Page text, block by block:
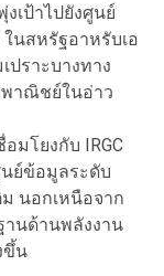
เป้าไปยังศูนย์
ในสหรัฐอาหรับเอ
ปราะบางทาง
พาณิชย์ในอ่าว
มโยงกับ IRGC
ย์ข้อมูลระดับ
นอกเหนือจาก
านด้านพลังงาน
ขึ้น